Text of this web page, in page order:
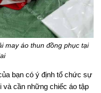
may áo thun đồng phục tại
bạn có ý định tổ chức sự
và cần những chiếc áo tập